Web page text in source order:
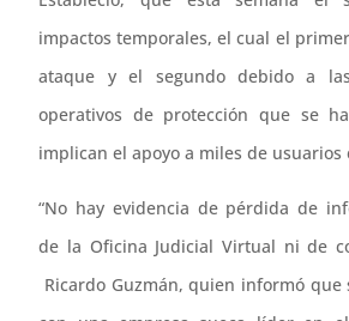
impactos temporales, el cual el
ataque y el segundo debido a
operativos de protección que se
implican el apoyo a miles de
“No hay evidencia de pérdida de
de la Oficina Judicial Virtual ni de
Ricardo Guzmán, quien informó que